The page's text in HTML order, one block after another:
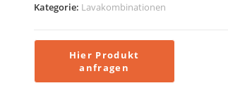
Kategorie: Lavakombinationen